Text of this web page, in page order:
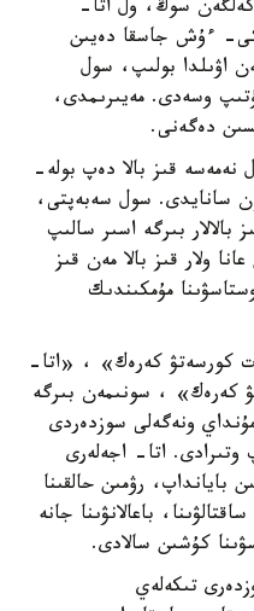
سوڭ، ول اتا-
ەكى- ءۇش جاسقا دەيىن
اۋىلدا بولىپ، سول
وسەدى. مەيىرىمدى،
دەگەنى.
ۇل نەمەسە قىز بالا دەپ بولە-
سانايدى. سول سەبەپتى،
بالالار بىرگە اسىر سالىپ
ولار قىز بالا مەن قىز
مۇمكىندىك
كورسەتۋ كەرەك» ، «اتا-
كەرەك» ، سونىمەن بىرگە
ونەگەلى سوزدەردى
وتىرادى. اتا- اجەلەرى
بايانداپ، رۋمىن حالقىنا
باعالانۋىنا جانە
كۇشىن سالادى.
وزدەرى تىكەلەي